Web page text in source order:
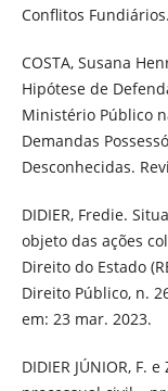
Conflitos
COSTA, Susana
Hipótese de
Ministério Público
Demandas
Desconhecidas.
DIDIER, Fredie.
objeto das ações
Direito do Estado
Direito Público, n.
em: 23 mar. 2023.
DIDIER JÚNIOR, F.